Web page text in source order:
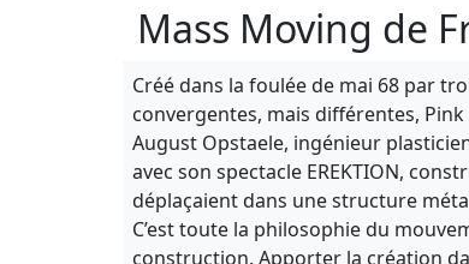
Mass Moving de
Créé dans la foulée de mai 68 par
convergentes, mais différentes,
August Opstaele, ingénieur
avec son spectacle EREKTION,
déplaçaient dans une structure
C’est toute la philosophie du
construction. Apporter la création